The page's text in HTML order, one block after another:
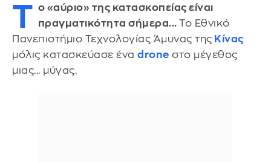
Τ ο «αύριο» της κατασκοπείας είναι
πραγματικότητα σήμερα... Το Εθνικό
Πανεπιστήμιο Τεχνολογίας Άμυνας της Κίνας
μόλις κατασκεύασε ένα drone στο μέγεθος
μιας... μύγας.